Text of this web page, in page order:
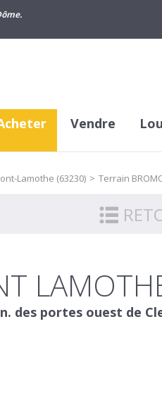
Vendre
Lamothe (63230) > Terrain
des portes ouest de